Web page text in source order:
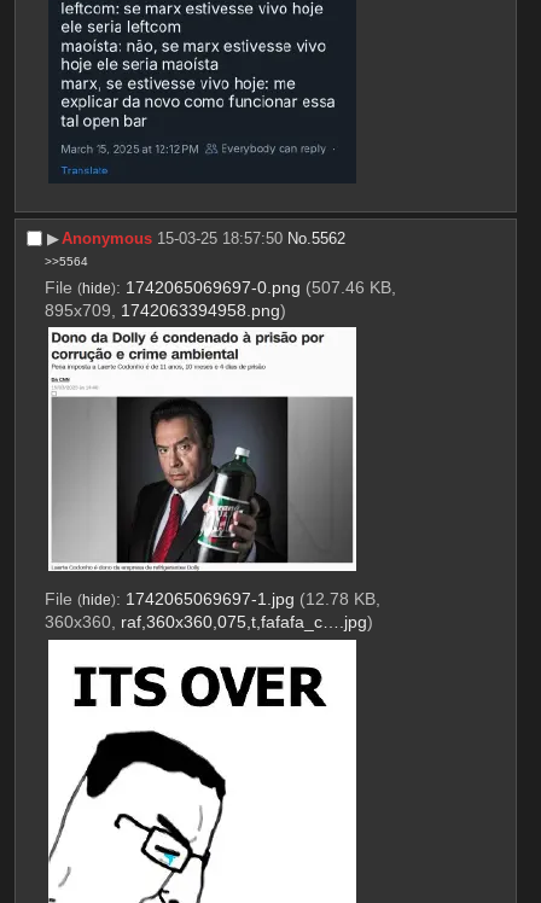
▶︎Anonymous 15-03-25 18:57:50 No.5562
>>5564
File (hide): 1742065069697-0.png (507.46 KB,
895x709, 1742063394958.png)
File (hide): 1742065069697-1.jpg (12.78 KB,
360x360, raf,360x360,075,t,fafafa_c….jpg)